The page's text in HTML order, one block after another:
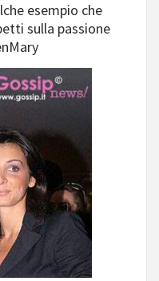
esempio che
sulla passione